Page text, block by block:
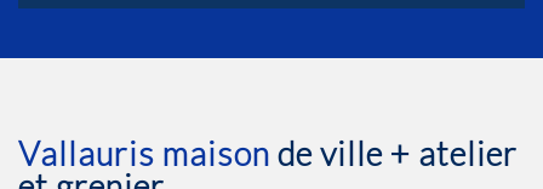
vallauris maison de ville + atelier